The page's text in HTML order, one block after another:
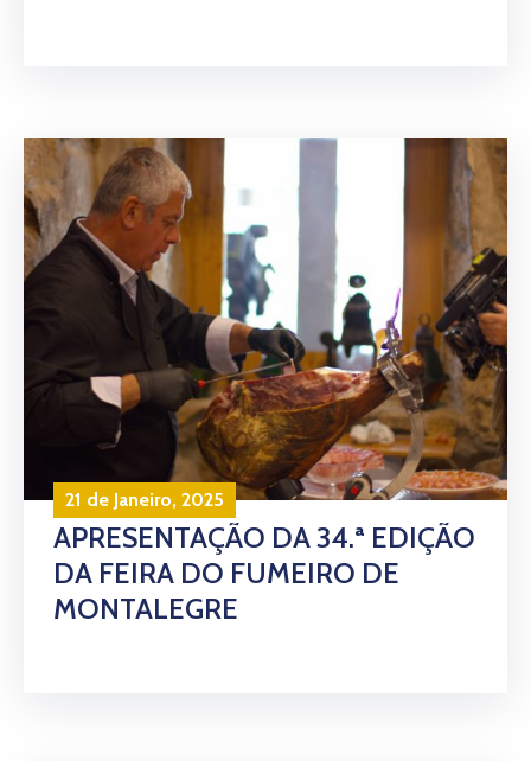
21 de Janeiro, 2025
APRESENTAÇÃO DA 34.ª EDIÇÃO
DA FEIRA DO FUMEIRO DE
MONTALEGRE